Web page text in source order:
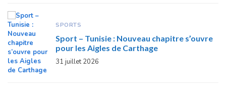
SPORTS
Sport – Tunisie : Nouveau chapitre s’ouvre
pour les Aigles de Carthage
31 juillet 2026